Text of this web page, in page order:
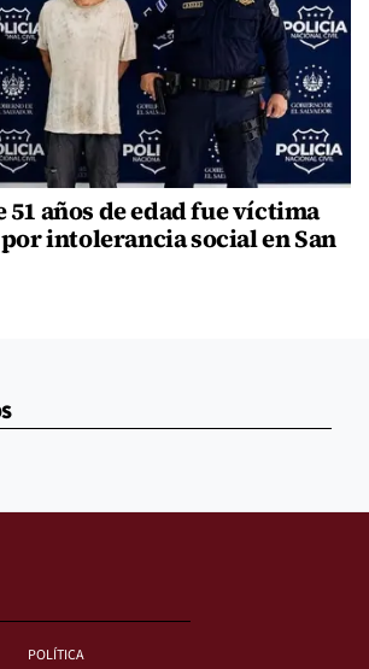
51 años de edad fue víctima
intolerancia social en San
POLÍTICA